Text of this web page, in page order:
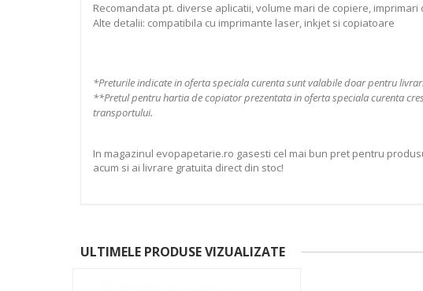
Recomandata pt. diverse aplicatii, volume mari de copiere, imprimari
Alte detalii: compatibila cu imprimante laser, inkjet si copiatoare
*Preturile indicate in oferta speciala curenta sunt valabile doar pentru
**Pretul pentru hartia de copiator prezentata in oferta speciala curenta
transportului.
In magazinul evopapetarie.ro gasesti cel mai bun pret pentru
acum si ai livrare gratuita direct din stoc!
ULTIMELE PRODUSE VIZUALIZATE